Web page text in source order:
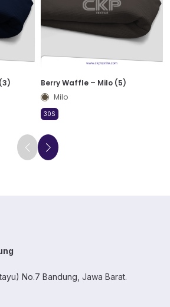
Berry Waffle – Milo (5)
Milo
30S
No.7 Bandung, Jawa Barat.